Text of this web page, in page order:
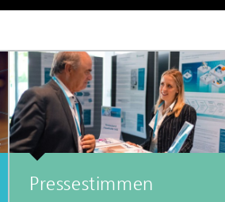
Pressestimmen